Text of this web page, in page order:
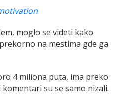
moglo se videti kako
na mestima gde ga
4 miliona puta, ima preko
su se samo nizali.